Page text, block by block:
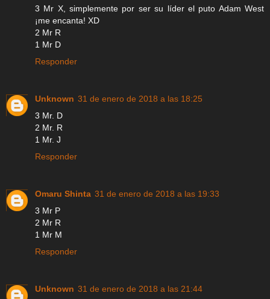
3 Mr X, simplemente por ser su líder el puto Adam West
¡me encanta! XD
2 Mr R
1 Mr D
Responder
Unknown 31 de enero de 2018 a las 18:25
3 Mr. D
2 Mr. R
1 Mr. J
Responder
Omaru Shinta 31 de enero de 2018 a las 19:33
3 Mr P
2 Mr R
1 Mr M
Responder
Unknown 31 de enero de 2018 a las 21:44